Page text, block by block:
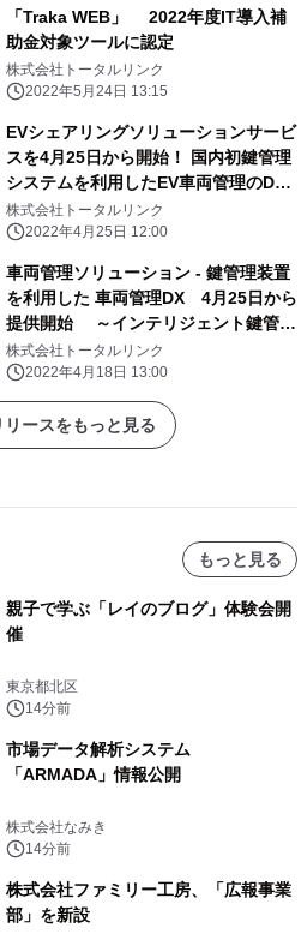
「Traka WEB」 2022年度IT導入補
助金対象ツールに認定
株式会社トータルリンク
2022年5月24日 13:15
EVシェアリングソリューションサービ
スを4月25日から開始！ 国内初鍵管理
システムを利用したEV車両管理のDX
化
株式会社トータルリンク
2022年4月25日 12:00
車両管理ソリューション - 鍵管理装置
を利用した 車両管理DX 4月25日から
提供開始 ～インテリジェント鍵管理
システムで車両管理をDX化～
株式会社トータルリンク
2022年4月18日 13:00
ースをもっと見る
もっと見る
親子で学ぶ「レイのブログ」体験会開
催
東京都北区
14分前
市場データ解析システム
「ARMADA」情報公開
株式会社なみき
14分前
株式会社ファミリー工房、「広報事業
部」を新設